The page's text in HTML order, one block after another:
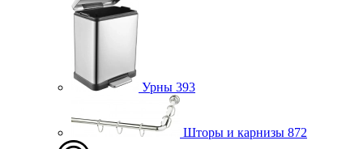
Урны 393
Шторы и карнизы 872